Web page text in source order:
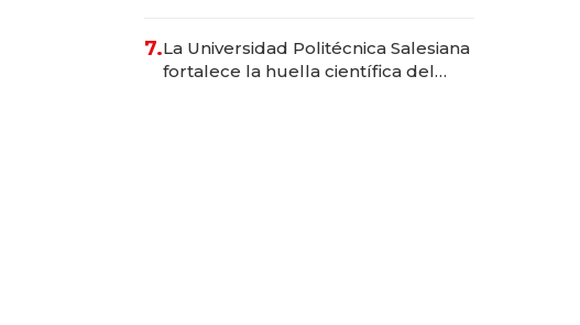
7.La Universidad Politécnica Salesiana
fortalece la huella científica del